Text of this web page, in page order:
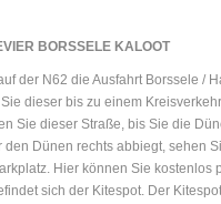
BORSSELE KALOOT
der N62 die Ausfahrt Borssele /
dieser bis zu einem
Sie dieser Straße, bis Sie die
den Dünen rechts abbiegt, sehen
Hier können Sie kostenlos
sich der Kitespot. Der